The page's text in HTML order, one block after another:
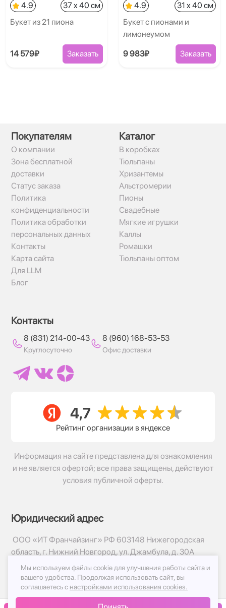
4.9
37 x 40 см
Букет из 21 пиона
14 579₽ Заказать
4.9
31 x 40 см
Букет с пионами и
лимонеумом
9 983₽ Заказать
Покупателям
О компании
Зона бесплатной
доставки
Статус заказа
Политика
конфиденциальности
Политика обработки
персональных данных
Контакты
Карта сайта
Для LLM
Блог
Каталог
В коробках
Тюльпаны
Хризантемы
Альстромерии
Пионы
Свадебные
Мягкие игрушки
Каллы
Ромашки
Тюльпаны оптом
Контакты
8 (831) 214-00-43
Круглосуточно
8 (960) 168-53-53
Офис доставки
Рейтинг организации в яндексе
Информация на сайте представлена для ознакомления
и не является офертой; все права защищены, действуют
условия публичной оферты.
Юридический адрес
ООО «ИТ Франчайзинг» РФ 603148 Нижегородская
область, г. Нижний Новгород, ул. Джамбула, д. 30А
© 2017-2026г, База Цветов 24.ру
Политика конфиденциальности
Публичная оферта
Мы используем файлы cookie для улучшения работы сайта и
вашего удобства. Продолжая использовать сайт, вы
соглашаетесь с настройками использования cookies.